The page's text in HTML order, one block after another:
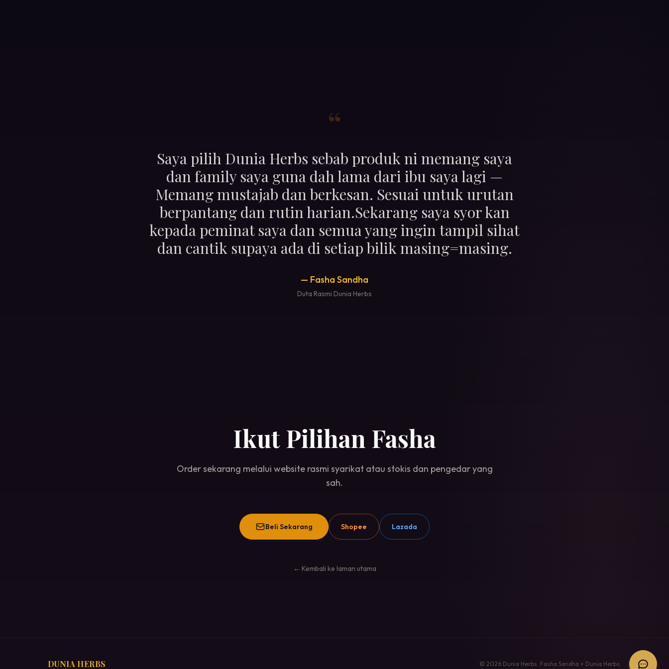
“
Saya pilih Dunia Herbs sebab produk ni memang saya
dan family saya guna dah lama dari ibu saya lagi —
Memang mustajab dan berkesan. Sesuai untuk urutan
berpantang dan rutin harian.Sekarang saya syor kan
kepada peminat saya dan semua yang ingin tampil sihat
dan cantik supaya ada di setiap bilik masing=masing.
— Fasha Sandha
Duta Rasmi Dunia Herbs
Ikut Pilihan Fasha
Order sekarang melalui website rasmi syarikat atau stokis dan pengedar yang
sah.
Beli Sekarang Shopee Lazada
← Kembali ke laman utama
DUNIA HERBS © 2026 Dunia Herbs. Fasha Sandha × Dunia Herbs.